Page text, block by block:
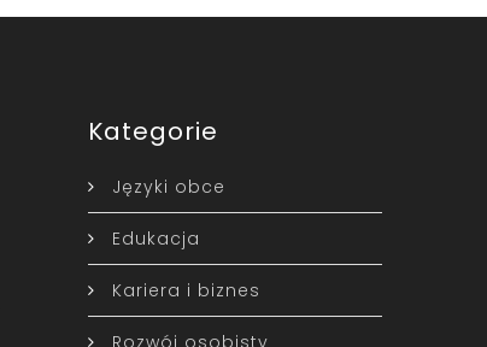
Kategorie
Języki obce
Edukacja
Kariera i biznes
Rozwój osobisty